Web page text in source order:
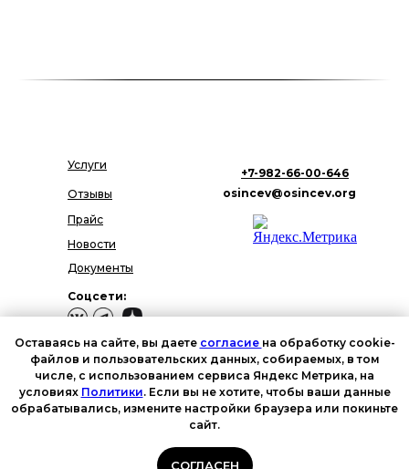
Услуги
Политика обработки персональных
Политика в отношении
обработки персональных
данных
обработки персональных
Отзывы
Прайс
Новости
Документы
+7-982-66-00-646
osincev@osincev.org
Соцсети:
Оставаясь на сайте, вы даете согласие на обработку cookie-
файлов и пользовательских данных, собираемых, в том
числе, с использованием сервиса Яндекс Метрика, на
условиях Политики. Если вы не хотите, чтобы ваши данные
обрабатывались, измените настройки браузера или покиньте
сайт.
СОГЛАСЕН